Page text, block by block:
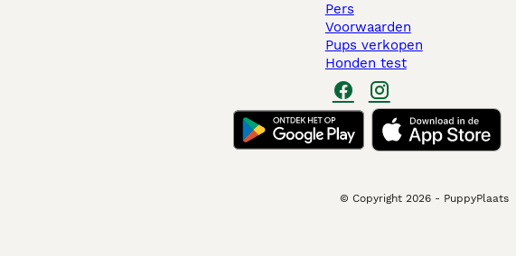
Pers
Voorwaarden
Pups verkopen
Honden test
© Copyright 2026 - PuppyPlaats